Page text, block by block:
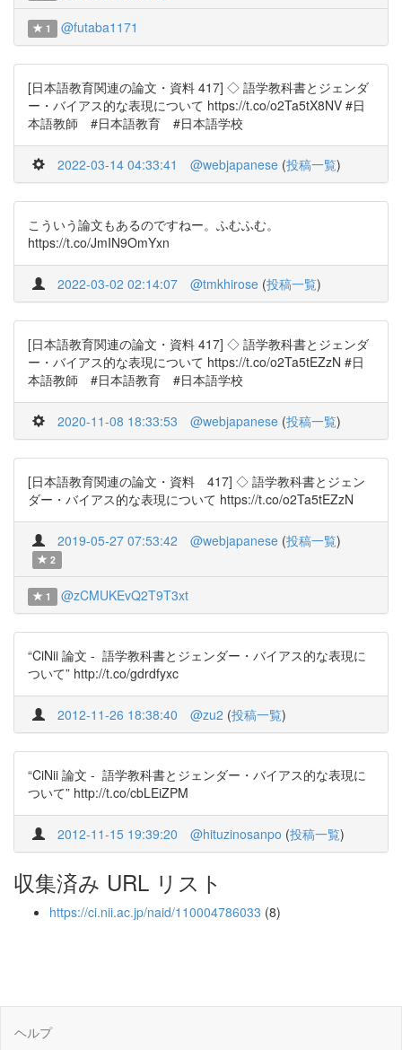
1 @futaba1171
[日本語教育関連の論文・資料 417] ◇ 語学教科書とジェンダ
ー・バイアス的な表現について https://t.co/o2Ta5tX8NV #日
本語教師 #日本語教育 #日本語学校
2022-03-14 04:33:41 @webjapanese (投稿一覧)
こういう論文もあるのですねー。ふむふむ。
https://t.co/JmIN9OmYxn
2022-03-02 02:14:07 @tmkhirose (投稿一覧)
[日本語教育関連の論文・資料 417] ◇ 語学教科書とジェンダ
ー・バイアス的な表現について https://t.co/o2Ta5tEZzN #日
本語教師 #日本語教育 #日本語学校
2020-11-08 18:33:53 @webjapanese (投稿一覧)
[日本語教育関連の論文・資料 417] ◇ 語学教科書とジェン
ダー・バイアス的な表現について https://t.co/o2Ta5tEZzN
2019-05-27 07:53:42 @webjapanese (投稿一覧)
2
1 @zCMUKEvQ2T9T3xt
“CiNii 論文 - 語学教科書とジェンダー・バイアス的な表現に
ついて” http://t.co/gdrdfyxc
2012-11-26 18:38:40 @zu2 (投稿一覧)
“CiNii 論文 - 語学教科書とジェンダー・バイアス的な表現に
ついて” http://t.co/cbLEiZPM
2012-11-15 19:39:20 @hituzinosanpo (投稿一覧)
収集済み URL リスト
https://ci.nii.ac.jp/naid/110004786033 (8)
ヘルプ